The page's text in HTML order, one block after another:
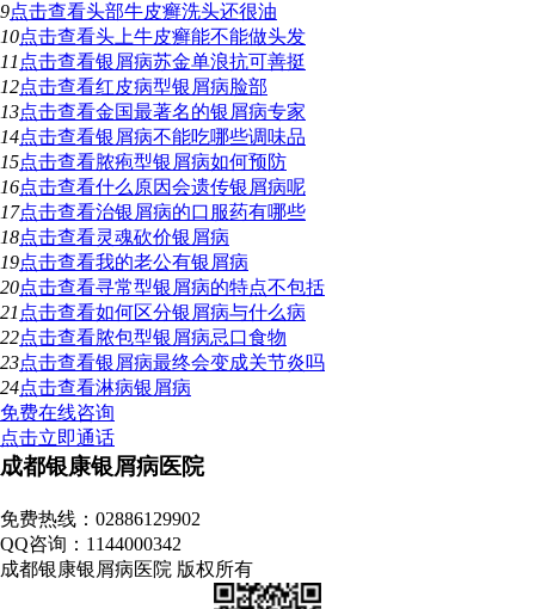
9点击查看头部牛皮癣洗头还很油
10点击查看头上牛皮癣能不能做头发
11 点击查看银屑病苏金单浪抗可善挺
12点击查看红皮病型银屑病脸部
13点击查看金国最著名的银屑病专家
14点击查看银屑病不能吃哪些调味品
15点击查看脓疱型银屑病如何预防
16点击查看什么原因会遗传银屑病呢
17点击查看治银屑病的口服药有哪些
18点击查看灵魂砍价银屑病
19点击查看我的老公有银屑病
20点击查看寻常型银屑病的特点不包括
21 点击查看如何区分银屑病与什么病
22点击查看脓包型银屑病忌口食物
23点击查看银屑病最终会变成关节炎吗
24点击查看淋病银屑病
免费在线咨询
点击立即通话
成都银康银屑病医院
免费热线：02886129902
QQ咨询：1144000342
成都银康银屑病医院 版权所有